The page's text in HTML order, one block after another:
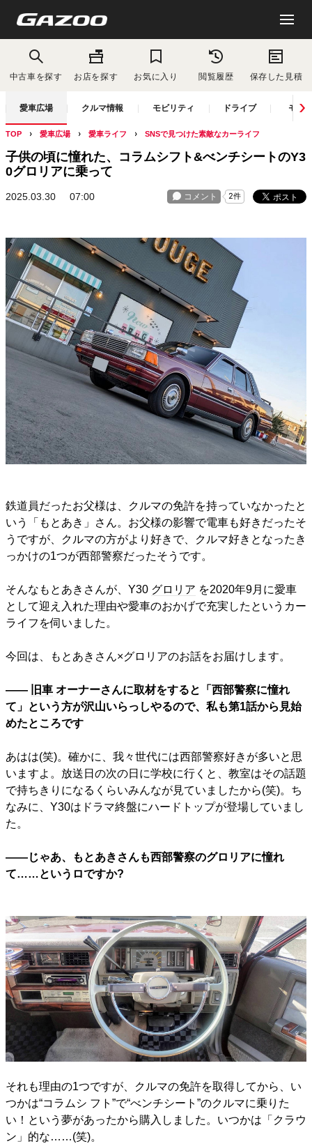
中古車を探す お店を探す お気に入り 閲覧履歴 保存した見積
愛車広場 クルマ情報 モビリティ ドライブ モー
TOP 愛車広場 愛車ライフ SNSで見つけた素敵なカーライフ
子供の頃に憧れた、コラムシフト&べンチシートのY3
0グロリアに乗って
2025.03.30 07:00
鉄道員だったお父様は、クルマの免許を持っていなかったと
いう「もとあき」さん。お父様の影響で電車も好きだったそ
うですが、クルマの方がより好きで、クルマ好きとなったき
っかけの1つが西部警察だったそうです。
そんなもとあきさんが、Y30 グロリア を2020年9月に愛車
として迎え入れた理由や愛車のおかげで充実したというカー
ライフを伺いました。
今回は、もとあきさん×グロリアのお話をお届けします。
―― 旧車 オーナーさんに取材をすると「西部警察に憧れ
て」という方が沢山いらっしやるので、私も第1話から見始
めたところです
あはは(笑)。確かに、我々世代には西部警察好きが多いと思
いますよ。放送日の次の日に学校に行くと、教室はその話題
で持ちきりになるくらいみんなが見ていましたから(笑)。ち
なみに、Y30はドラマ終盤にハードトップが登場していまし
た。
――じゃあ、もとあきさんも西部警察のグロリアに憧れ
て……というロですか?
それも理由の1つですが、クルマの免許を取得してから、い
つかは“コラムシ フト”で“べンチシート”のクルマに乗りた
い！という夢があったから購入しました。いつかは「クラウ
ン」的な……(笑)。